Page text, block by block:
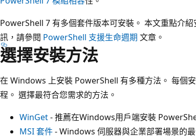
PowerShell 7 有多個套件版本可安裝。 本文重點介
訊，請參閱 PowerShell 支援生命週期 文章。
選擇安裝方法
在 Windows 上安裝 PowerShell 有多種方法。 每個
程。 選擇最符合您需求的方法。
WinGet- 推薦在Windows用戶端安裝
MSI 套件- Windows 伺服器與企業部署場景的